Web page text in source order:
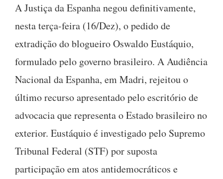
A Justiça da Espanha negou definitivamente,
nesta terça-feira (16/Dez), o pedido de
extradição do blogueiro Oswaldo Eustáquio,
formulado pelo governo brasileiro. A Audiência
Nacional da Espanha, em Madri, rejeitou o
último recurso apresentado pelo escritório de
advocacia que representa o Estado brasileiro no
exterior. Eustáquio é investigado pelo Supremo
Tribunal Federal (STF) por suposta
participação em atos antidemocráticos e